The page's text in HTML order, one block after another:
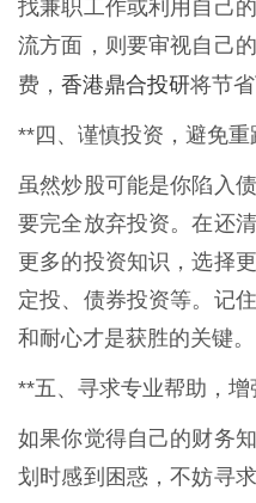
找兼职工作或利用自己
流方面，则要审视自己
费， 香港鼎合投研将节
**四、谨慎投资，避免重
虽然炒股可能是你陷入
要完全放弃投资。在还
更多的投资知识，选择
定投、债券投资等。记
和耐心才是获胜的关键。
**五、寻求专业帮助，增
如果你觉得自己的财务
划时感到困惑，不妨寻